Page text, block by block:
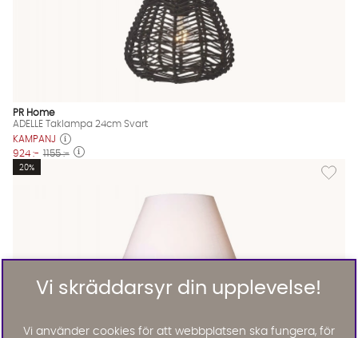
PR Home
ADELLE Taklampa 24cm Svart
KAMPANJ
924 :- 1155 :-
Lägg
20%
Vi skräddarsyr din upplevelse!
Vi använder cookies för att webbplatsen ska fungera, för